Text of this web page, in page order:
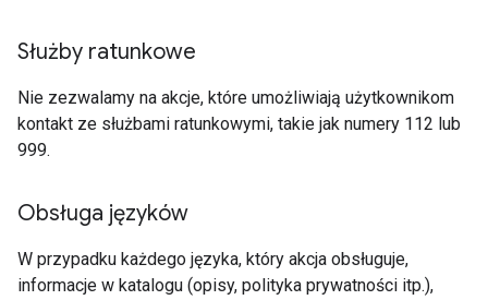
Służby ratunkowe
Nie zezwalamy na akcje, które umożliwiają użytkownikom
kontakt ze służbami ratunkowymi, takie jak numery 112 lub
999.
Obsługa języków
W przypadku każdego języka, który akcja obsługuje,
informacje w katalogu (opisy, polityka prywatności itp.),